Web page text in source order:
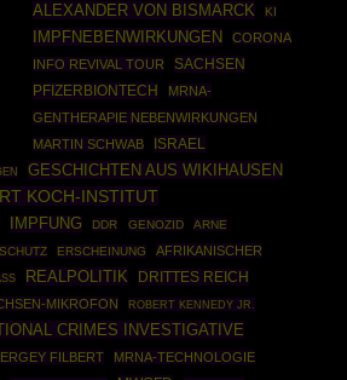
ALEXANDER VON BISMARCK KI
IMPFNEBENWIRKUNGEN
CORONA
INFO REVIVAL TOUR
SACHSEN
PFIZERBIONTECH
MRNA-
GENTHERAPIE NEBENWIRKUNGEN
MARTIN SCHWAB
ISRAEL
GESCHICHTEN AUS WIKIHAUSEN
KOCH-INSTITUT
IMPFUNG DDR GENOZID
ARNE
ERSCHEINUNG
AFRIKANISCHER
REALPOLITIK DRITTES REICH
MIKROFON
ROBERT KENNEDY JR.
CRIMES INVESTIGATIVE
FILBERT MRNA-TECHNOLOGIE